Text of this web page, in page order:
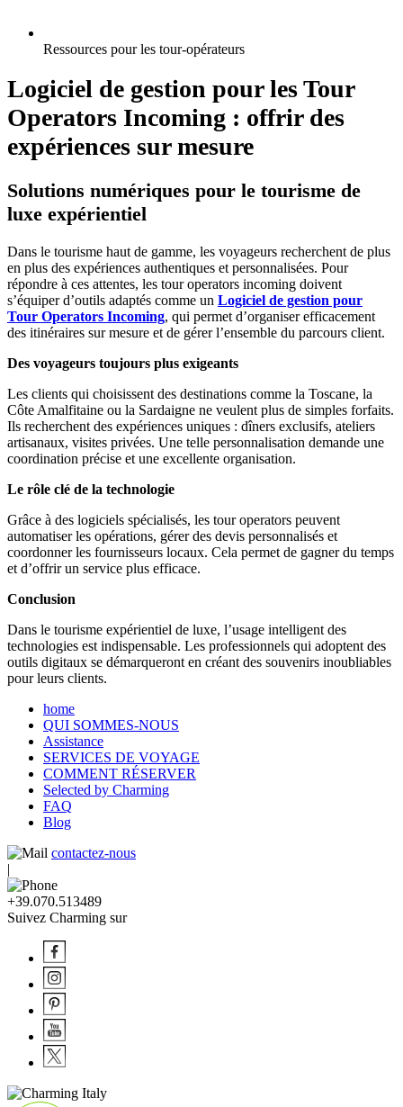
Ressources pour les tour-opérateurs
Logiciel de gestion pour les Tour
Operators Incoming : offrir des
expériences sur mesure
Solutions numériques pour le tourisme de
luxe expérientiel
Dans le tourisme haut de gamme, les voyageurs recherchent de plus
en plus des expériences authentiques et personnalisées. Pour
répondre à ces attentes, les tour operators incoming doivent
s’équiper d’outils adaptés comme un Logiciel de gestion pour
Tour Operators Incoming, qui permet d’organiser efficacement
des itinéraires sur mesure et de gérer l’ensemble du parcours client.
Des voyageurs toujours plus exigeants
Les clients qui choisissent des destinations comme la Toscane, la
Côte Amalfitaine ou la Sardaigne ne veulent plus de simples forfaits.
Ils recherchent des expériences uniques : dîners exclusifs, ateliers
artisanaux, visites privées. Une telle personnalisation demande une
coordination précise et une excellente organisation.
Le rôle clé de la technologie
Grâce à des logiciels spécialisés, les tour operators peuvent
automatiser les opérations, gérer des devis personnalisés et
coordonner les fournisseurs locaux. Cela permet de gagner du temps
et d’offrir un service plus efficace.
Conclusion
Dans le tourisme expérientiel de luxe, l’usage intelligent des
technologies est indispensable. Les professionnels qui adoptent des
outils digitaux se démarqueront en créant des souvenirs inoubliables
pour leurs clients.
home
QUI SOMMES-NOUS
Assistance
SERVICES DE VOYAGE
COMMENT RÉSERVER
Selected by Charming
FAQ
Blog
contactez-nous
|
+39.070.513489
Suivez Charming sur